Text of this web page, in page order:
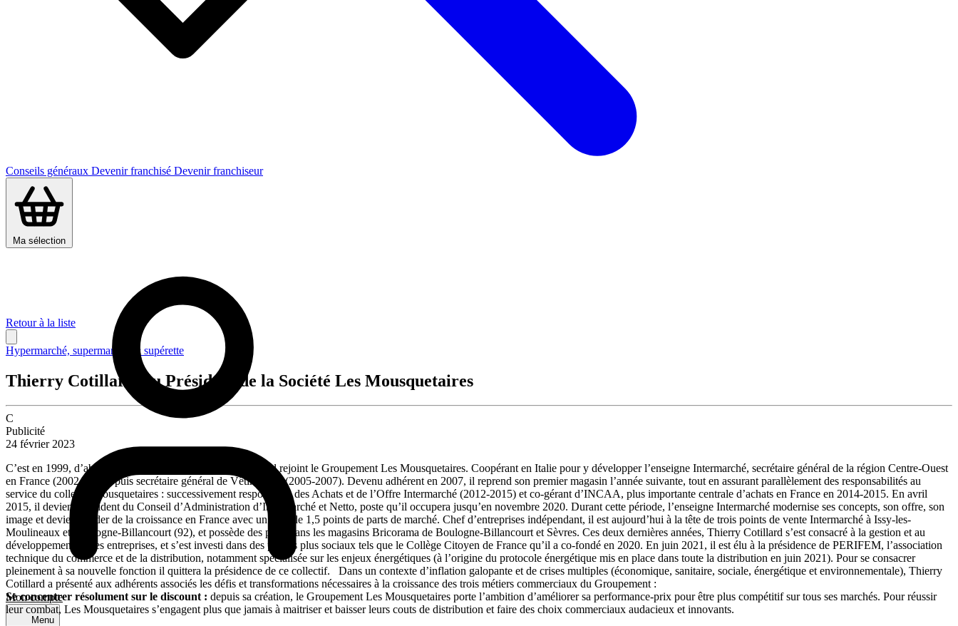
Conseils généraux Devenir franchisé Devenir franchiseur
Ma sélection
Mon compte
Menu
Retour à la liste
Hypermarché, supermarché & supérette
Thierry Cotillard élu Président de la Société Les Mousquetaires
C
Publicité
24 février 2023
C’est en 1999, d’abord comme salarié, que Thierry Cotillard rejoint le Groupement Les Mousquetaires. Coopérant en Italie pour y développer l’enseigne Intermarché, secrétaire général de la région Centre-Ouest
en France (2002-2004), puis secrétaire général de Vêtimarché (2005-2007). Devenu adhérent en 2007, il reprend son premier magasin l’année suivante, tout en assurant parallèlement des responsabilités au
service du collectif Mousquetaires : successivement responsable des Achats et de l’Offre Intermarché (2012-2015) et co-gérant d’INCAA, plus importante centrale d’achats en France en 2014-2015. En avril
2015, il devient Président du Conseil d’Administration d’Intermarché et Netto, poste qu’il occupera jusqu’en novembre 2020. Durant cette période, l’enseigne Intermarché modernise ses concepts, son offre, son
image et devient leader de la croissance en France avec un gain de 1,5 points de parts de marché. Chef d’entreprises indépendant, il est aujourd’hui à la tête de trois points de vente Intermarché à Issy-les-
Moulineaux et Boulogne-Billancourt (92), et possède des parts dans les magasins Bricorama de Boulogne-Billancourt et Sèvres. Ces deux dernières années, Thierry Cotillard s’est consacré à la gestion et au
développement de ses entreprises, et s’est investi dans des projets plus sociaux tels que le Collège Citoyen de France qu’il a co-fondé en 2020. En juin 2021, il est élu à la présidence de PERIFEM, l’association
technique du commerce et de la distribution, notamment spécialisée sur les enjeux énergétiques (à l’origine du protocole énergétique mis en place dans toute la distribution en juin 2021). Pour se consacrer
pleinement à sa nouvelle fonction il quittera la présidence de ce collectif. Dans un contexte d’inflation galopante et de crises multiples (économique, sanitaire, sociale, énergétique et environnementale), Thierry
Cotillard a présenté aux adhérents associés les défis et transformations nécessaires à la croissance des trois métiers commerciaux du Groupement :
Se concentrer résolument sur le discount : depuis sa création, le Groupement Les Mousquetaires porte l’ambition d’améliorer sa performance-prix pour être plus compétitif sur tous ses marchés. Pour réussir
leur combat, Les Mousquetaires s’engagent plus que jamais à maitriser et baisser leurs couts de distribution et faire des choix commerciaux audacieux et innovants.